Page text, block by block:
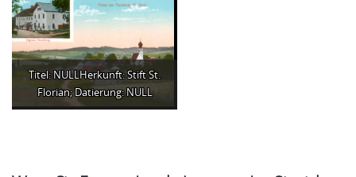
Titel: NULLHerkunft: Stift St.
Florian; Datierung: NULL